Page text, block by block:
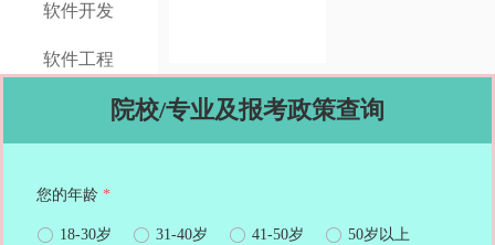
软件开发
软件工程
院校/专业及报考政策查询
您的年龄 *
ꀐ 18-30岁 ꀐ 31-40岁 ꀐ 41-50岁 ꀐ 50岁以上